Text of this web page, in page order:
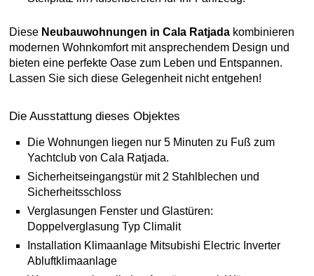
Diese Neubauwohnungen in Cala Ratjada kombinieren
modernen Wohnkomfort mit ansprechendem Design und
bieten eine perfekte Oase zum Leben und Entspannen.
Lassen Sie sich diese Gelegenheit nicht entgehen!
Die Ausstattung dieses Objektes
Die Wohnungen liegen nur 5 Minuten zu Fuß zum
Yachtclub von Cala Ratjada.
Sicherheitseingangstür mit 2 Stahlblechen und
Sicherheitsschloss
Verglasungen Fenster und Glastüren:
Doppelverglasung Typ Climalit
Installation Klimaanlage Mitsubishi Electric Inverter
Abluftklimaanlage